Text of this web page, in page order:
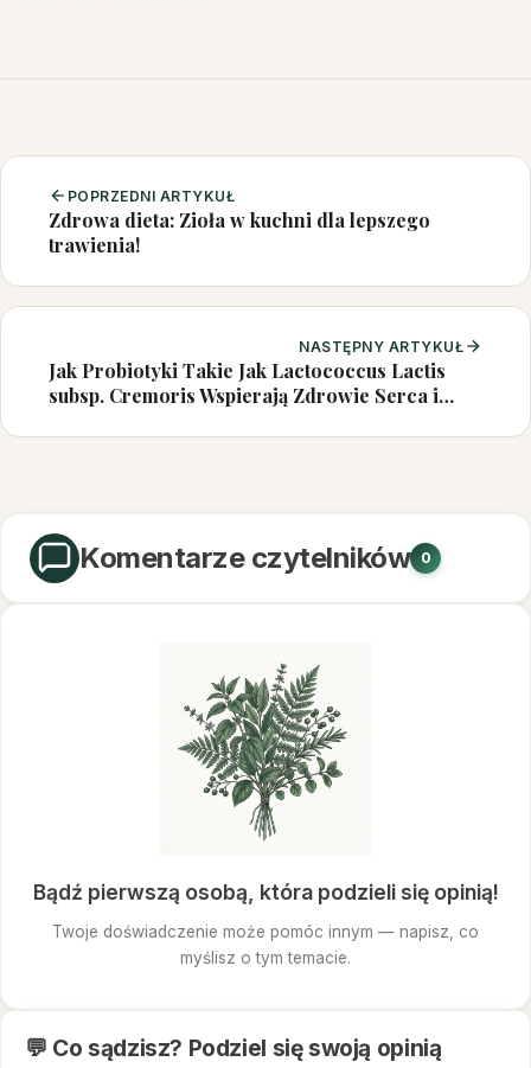
POPRZEDNI ARTYKUŁ
Zdrowa dieta: Zioła w kuchni dla lepszego
trawienia!
NASTĘPNY ARTYKUŁ
Jak Probiotyki Takie Jak Lactococcus Lactis
subsp. Cremoris Wspierają Zdrowie Serca i
Komentarze czytelników 0
Bądź pierwszą osobą, która podzieli się opinią!
Twoje doświadczenie może pomóc innym — napisz, co
myślisz o tym temacie.
💬 Co sądzisz? Podziel się swoją opinią